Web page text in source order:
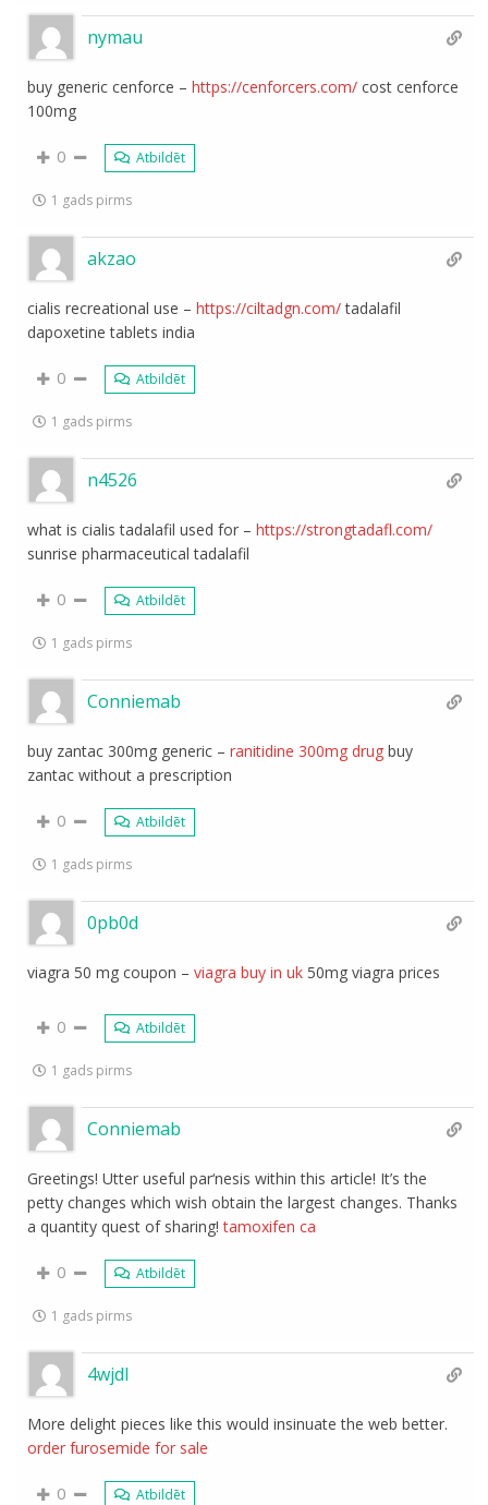
nymau
buy generic cenforce –https://cenforcers.com/ cost cenforce
100mg
0 Atbildēt
1 gads pirms
akzao
cialis recreational use –https://ciltadgn.com/tadalafil
dapoxetine tablets india
0 Atbildēt
1 gads pirms
n4526
what is cialis tadalafil used for –https://strongtadafl.com/
sunrise pharmaceutical tadalafil
0 Atbildēt
1 gads pirms
Conniemab
buy zantac 300mg generic –ranitidine 300mg drug buy
zantac without a prescription
0 Atbildēt
1 gads pirms
0pb0d
viagra 50 mg coupon –viagra buy in uk 50mg viagra prices
0 Atbildēt
1 gads pirms
Conniemab
Greetings! Utter useful par‘nesis within this article! It’s the
petty changes which wish obtain the largest changes. Thanks
a quantity quest of sharing!tamoxifen ca
0 Atbildēt
1 gads pirms
4wjdl
More delight pieces like this would insinuate the web better.
order furosemide for sale
0 Atbildēt